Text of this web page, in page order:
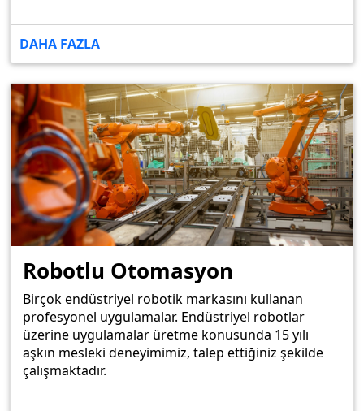
DAHA FAZLA
Robotlu Otomasyon
Birçok endüstriyel robotik markasını kullanan
profesyonel uygulamalar. Endüstriyel robotlar
üzerine uygulamalar üretme konusunda 15 yılı
aşkın mesleki deneyimimiz, talep ettiğiniz şekilde
çalışmaktadır.